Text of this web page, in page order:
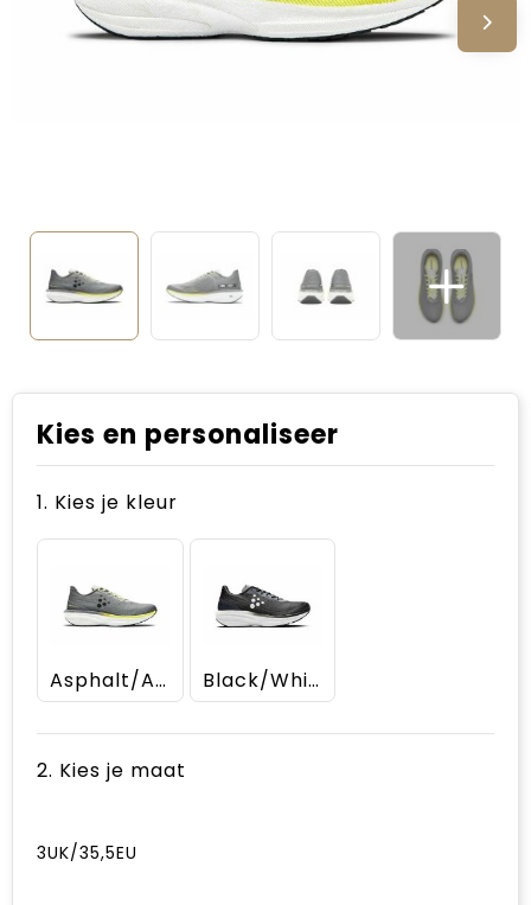
Voor de bouw
Kies en personaliseer
1. Kies je kleur
Asphalt/Ash Black/White
2. Kies je maat
3UK/35,5EU